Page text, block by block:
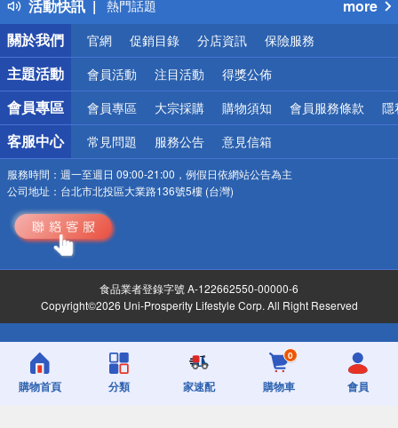
活動快訊
熱門話題
銀行優惠
偏遠地區配送
詐騙網頁！請小心！
more
關於我們
官網 促銷目錄 分店資訊 保險服務
主題活動 會員活動 注目活動 得獎公佈
會員專區 會員專區 大宗採購 購物須知 會員服務條款 隱
客服中心 常見問題 服務公告 意見信箱
服務時間： 週一至週日 09:00-21:00，例假日依網站公告為主
公司地址： 台北市北投區大業路136號5樓 (台灣)
食品業者登錄字號 A-122662550-00000-6
Copyright©2026 Uni-Prosperity Lifestyle Corp. All Right Reserved
購物首頁 分類 家速配
0
購物車 會員